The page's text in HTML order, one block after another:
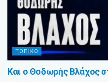
ΤΟΠΙΚΟ
Και ο Θοδωρής Βλάχος